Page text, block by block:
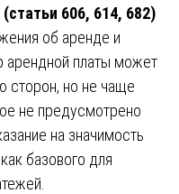
606, 614, 682)
об аренде и
арендной платы может
сторон, но не чаще
не предусмотрено
на значимость
базового для